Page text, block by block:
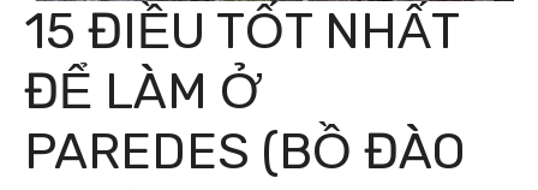
15 ĐIỀU TỐT NHẤT
ĐỂ LÀM Ở
PAREDES (BỒ ĐÀO